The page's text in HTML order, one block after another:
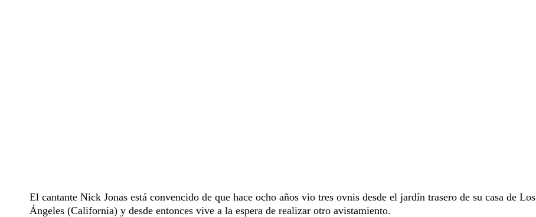
El cantante Nick Jonas está convencido de que hace ocho años vio tres ovnis desde el jardín trasero de su casa de Los
Ángeles (California) y desde entonces vive a la espera de realizar otro avistamiento.